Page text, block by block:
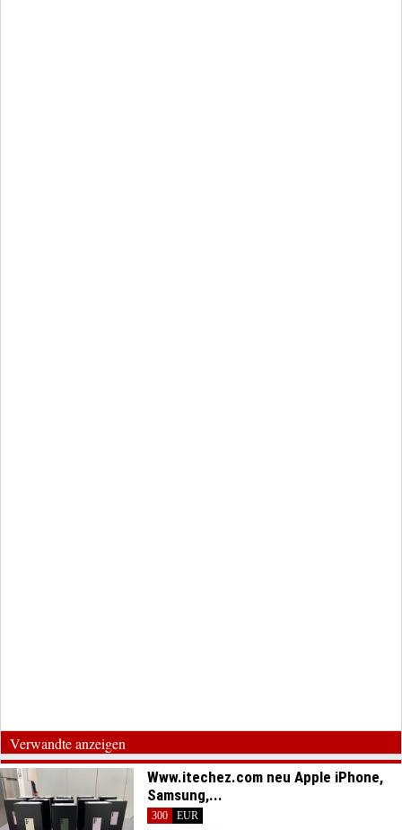
Verwandte anzeigen
Www.itechez.com neu Apple iPhone,
Samsung,...
300
EUR